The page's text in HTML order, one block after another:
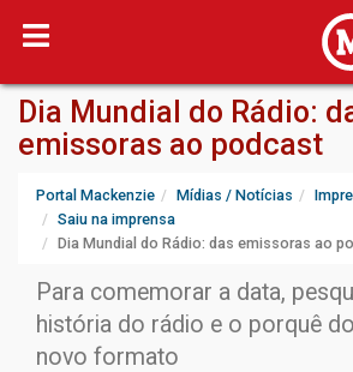
Dia Mundial do Rádio:
emissoras ao podcast
Portal Mackenzie Mídias / Notícias
Saiu na imprensa
Dia Mundial do Rádio: das emissoras ao
Para comemorar a data,
história do rádio e o porquê
novo formato